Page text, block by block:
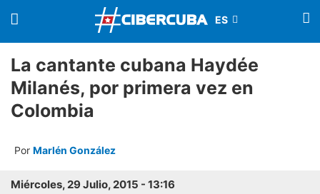
La cantante cubana Haydée
Milanés, por primera vez en
Colombia
Por Marlén González
Miércoles, 29 Julio, 2015 - 13:16